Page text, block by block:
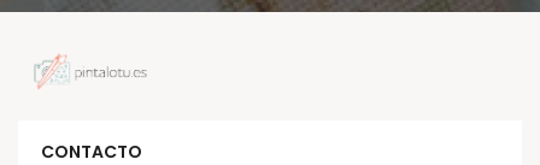
CONTACTO